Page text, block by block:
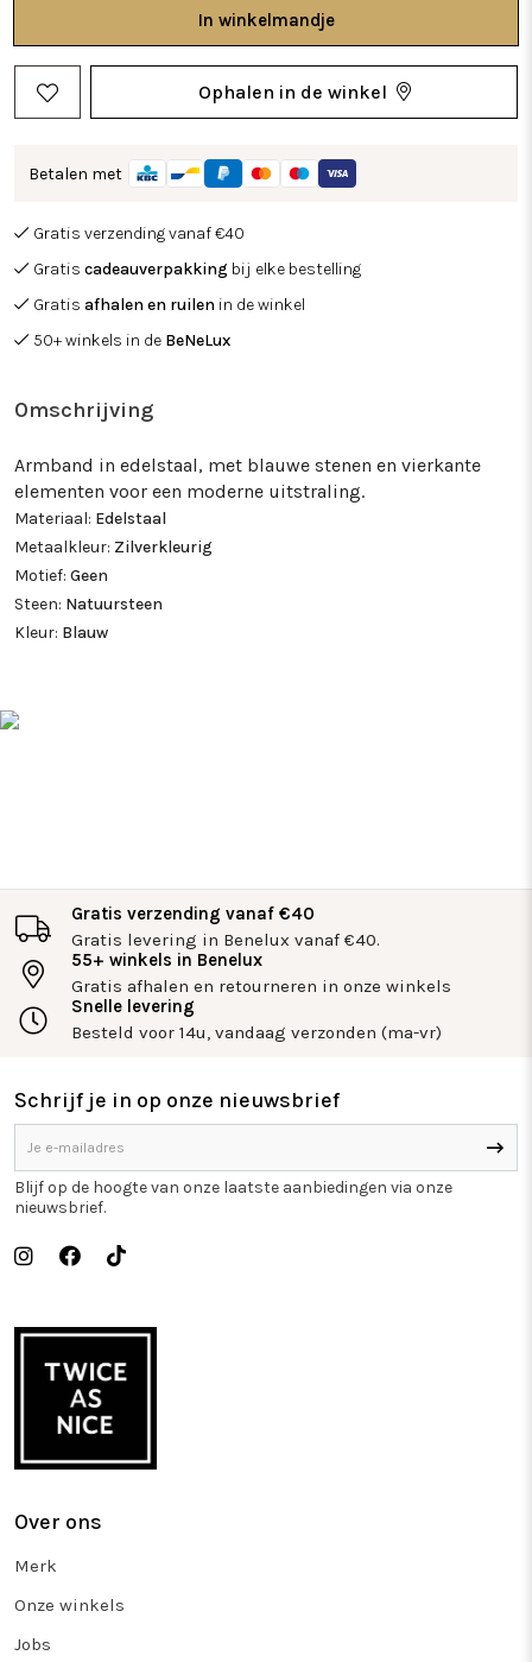
In winkelmandje
Ophalen in de winkel
Betalen met
Gratis verzending vanaf €40
Gratis cadeauverpakking bij elke bestelling
Gratis afhalen en ruilen in de winkel
50+ winkels in de BeNeLux
Omschrijving
Armband in edelstaal, met blauwe stenen en vierkante
elementen voor een moderne uitstraling.
Materiaal: Edelstaal
Metaalkleur: Zilverkleurig
Motief: Geen
Steen: Natuursteen
Kleur: Blauw
Gratis verzending vanaf €40
Gratis levering in Benelux vanaf €40.
55+ winkels in Benelux
Gratis afhalen en retourneren in onze winkels
Snelle levering
Besteld voor 14u, vandaag verzonden (ma-vr)
Over ons
Merk
Onze winkels
Jobs
Schrijf je in op onze nieuwsbrief
Blijf op de hoogte van onze laatste aanbiedingen via onze
nieuwsbrief.